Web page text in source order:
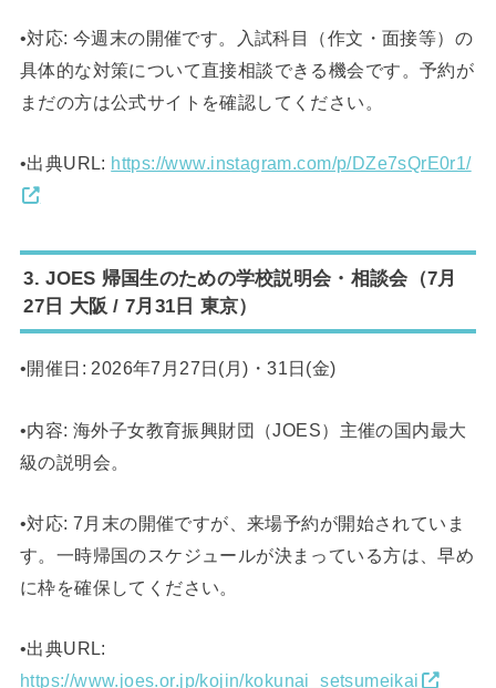
•対応: 今週末の開催です。入試科目（作文・面接等）の
具体的な対策について直接相談できる機会です。予約が
まだの方は公式サイトを確認してください。
•出典URL: https://www.instagram.com/p/DZe7sQrE0r1/
3. JOES 帰国生のための学校説明会・相談会（7月
27日 大阪 / 7月31日 東京）
•開催日: 2026年7月27日(月)・31日(金)
•内容: 海外子女教育振興財団（JOES）主催の国内最大
級の説明会。
•対応: 7月末の開催ですが、来場予約が開始されていま
す。一時帰国のスケジュールが決まっている方は、早め
に枠を確保してください。
•出典URL:
https://www.joes.or.jp/kojin/kokunai_setsumeikai